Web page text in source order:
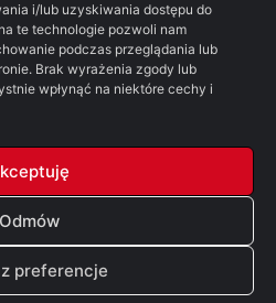
i/lub uzyskiwania dostępu do
te technologie pozwoli nam
podczas przeglądania lub
Brak wyrażenia zgody lub
wpłynąć na niektóre cechy i
Odmów
preferencje
Silmarillion
SithFrog
Szalone Teorie
Wieści z Cytadeli
Reserved | FSGK.PL
X YouTubeDiscord